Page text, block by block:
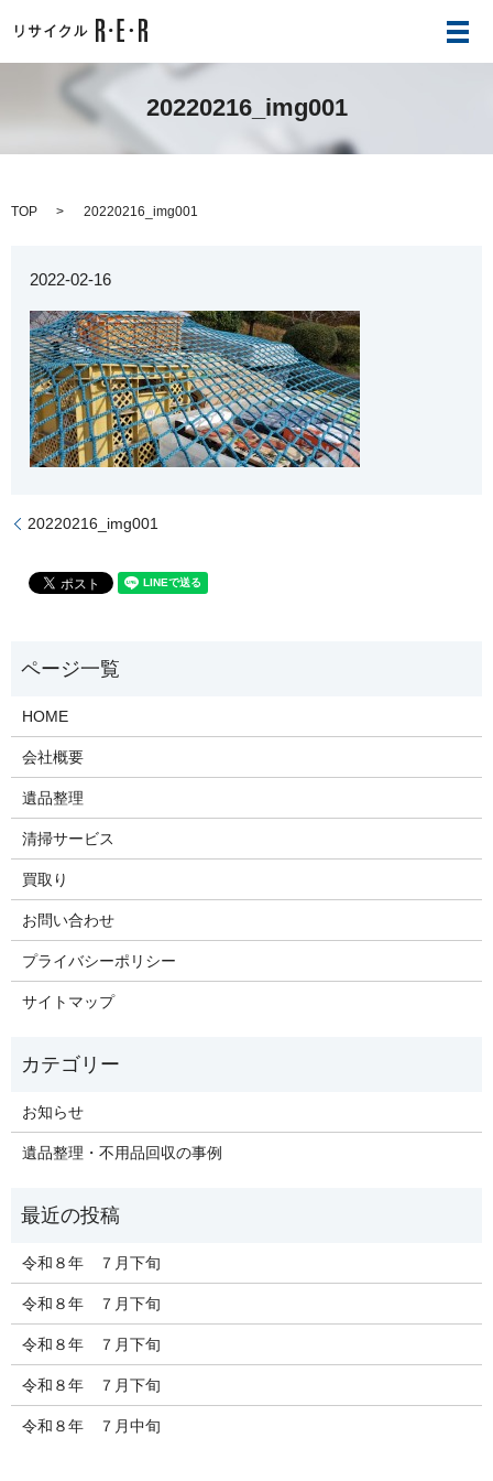
メ
20220216_img001
TOP 20220216_img001
2022-02-16
20220216_img001
HOME
会社概要
遺品整理
清掃サービス
買取り
お問い合わせ
プライバシーポリシー
サイトマップ
お知らせ
遺品整理・不用品回収の事例
令和８年 ７月下旬
令和８年 ７月下旬
令和８年 ７月下旬
令和８年 ７月下旬
令和８年 ７月中旬